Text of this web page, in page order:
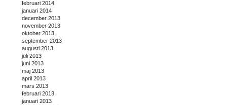
februari 2014
januari 2014
december 2013
november 2013
oktober 2013
september 2013
augusti 2013
juli 2013
juni 2013
maj 2013
april 2013
mars 2013
februari 2013
januari 2013